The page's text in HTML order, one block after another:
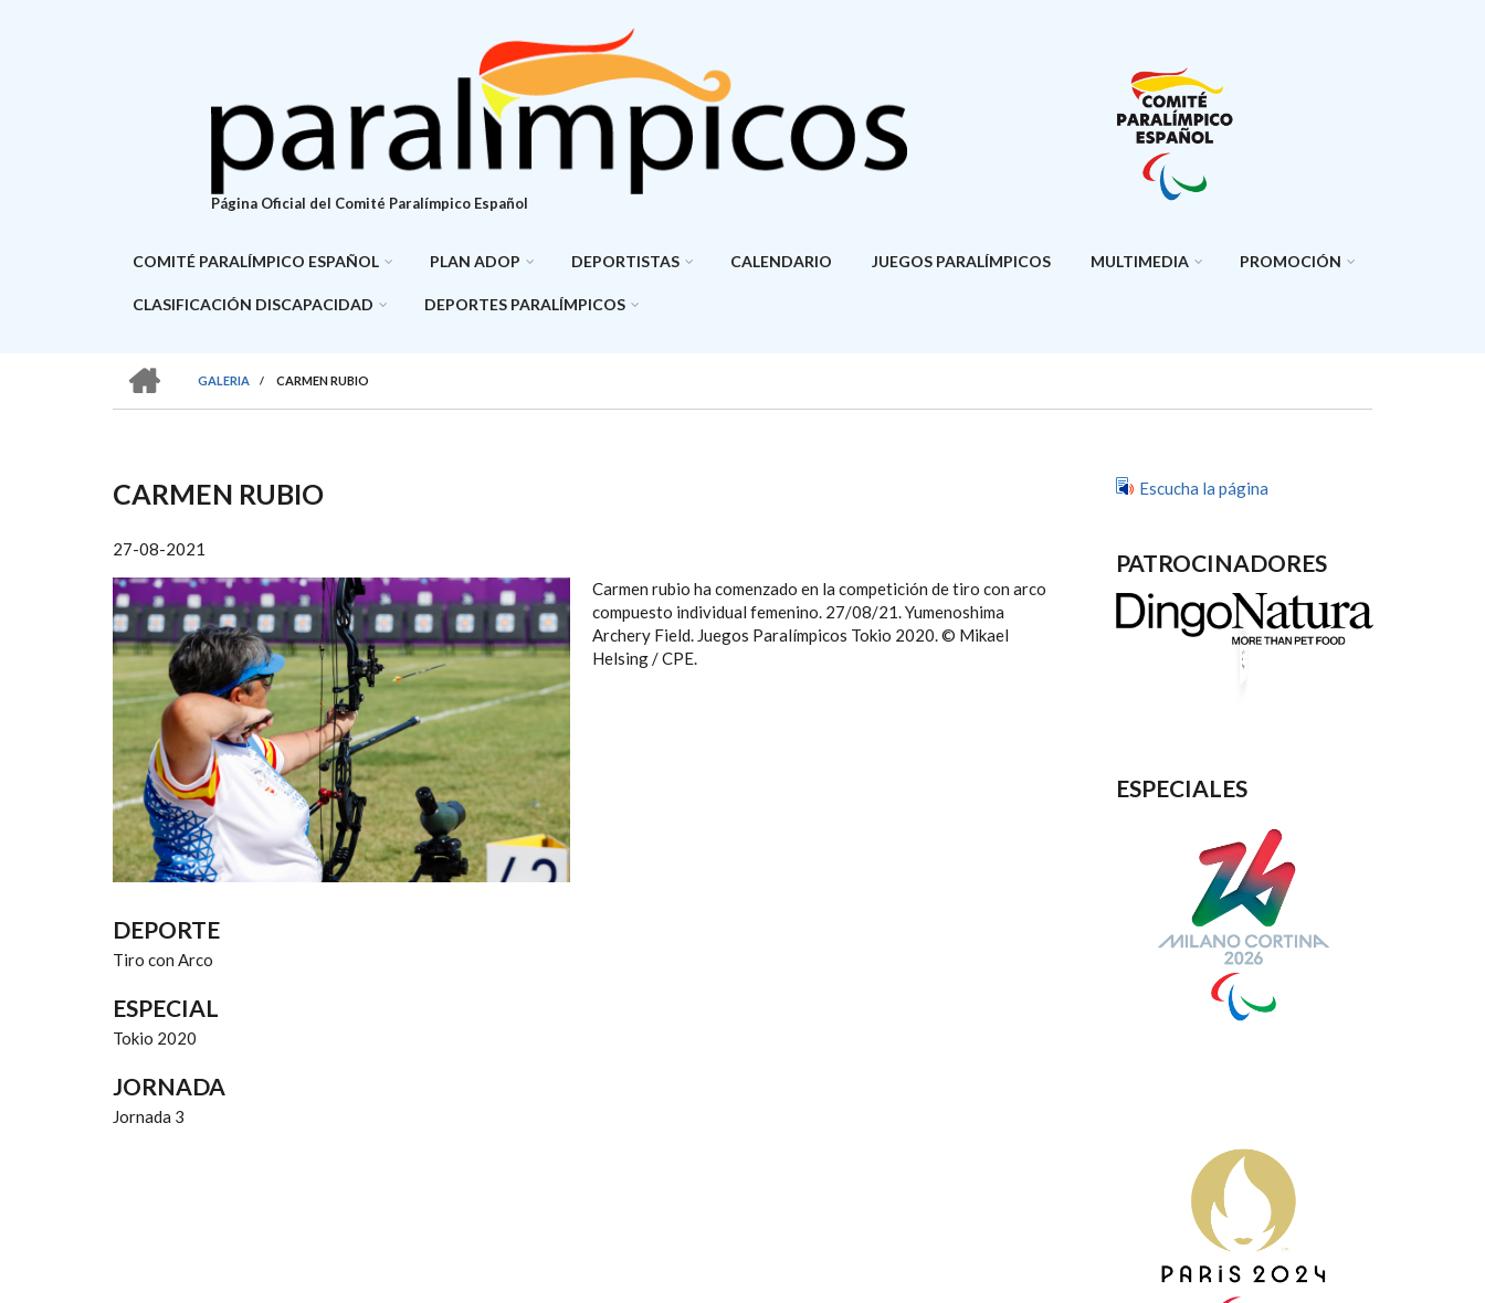
Página Oficial del Comité Paralímpico Español
COMITÉ PARALÍMPICO ESPAÑOL PLAN ADOP DEPORTISTAS CALENDARIO JUEGOS PARALÍMPICOS MULTIMEDIA PROMOCIÓN
CLASIFICACIÓN DISCAPACIDAD DEPORTES PARALÍMPICOS
SOBRESCRIBIR
DE
AYUDA
A
LA
NAVEGACIÓN
GALERIA
/ CARMEN RUBIO
CARMEN RUBIO
27-08-2021
Carmen rubio ha comenzado en la competición de tiro con arco
compuesto individual femenino. 27/08/21. Yumenoshima
Archery Field. Juegos Paralímpicos Tokio 2020. © Mikael
Helsing / CPE.
DEPORTE
Tiro con Arco
ESPECIAL
Tokio 2020
JORNADA
Jornada 3
Escucha la página
PATROCINADORES
ESPECIALES